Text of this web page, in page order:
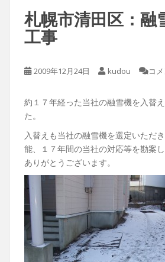
札幌市清田区：融
工事
2009年12月24日 kudou コ
約１７年経った当社の融雪機を入替
た。
入替えも当社の融雪機を選定いただ
能、１７年間の当社の対応等を勘案
ありがとうございます。